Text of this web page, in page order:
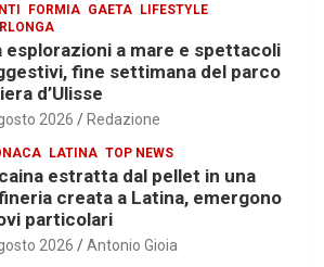
FORMIA GAETA LIFESTYLE
esplorazioni a mare e spettacoli
fine settimana del parco
d’Ulisse
2026 Redazione
LATINA TOP NEWS
estratta dal pellet in una
creata a Latina, emergono
particolari
2026 Antonio Gioia